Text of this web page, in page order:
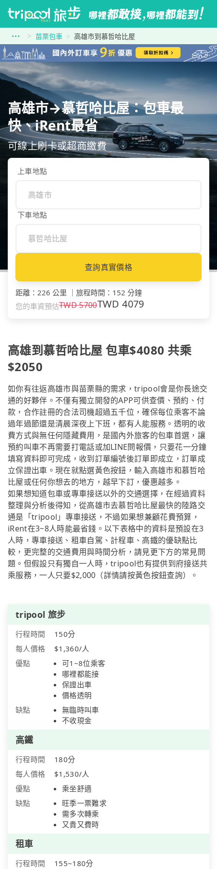
苗栗包車 高雄市到慕哲哈比屋
高雄市→慕哲哈比屋：包車最
快、iRent最省
可線上刷卡或超商繳費
上車地點
下車地點
查詢真實價格
距離 ： 226 公里 旅程時間 ： 152 分鐘
您的車資預估TWD5700TWD4079
高雄到慕哲哈比屋 包車$4080 共乘
$2050
如你有往返高雄市與苗栗縣的需求，tripool會是你長途交
通的好夥伴。不僅有獨立開發的APP可供查價、預約、付
款，合作註冊的合法司機超過五千位，確保每位乘客不論
過年過節還是清晨深夜上下班，都有人能服務。透明的收
費方式與無任何隱藏費用，是國內外旅客的包車首選，讓
預約叫車不再需要打電話或加LINE問報價，只要花一分鐘
填寫資料即可完成，收到訂單編號後訂單即成立，訂單成
立保證出車。現在就點選黃色按鈕，輸入高雄市和慕哲哈
比屋或任何你想去的地方，越早下訂，優惠越多。
如果想知道包車或專車接送以外的交通選擇，在經過資料
整理與分析後得知，從高雄市去慕哲哈比屋最快的陸路交
通是「tripool」專車接送，不過如果想兼顧花費預算，
iRent在3~8人時能最省錢。以下表格中的資料是預設在3
人時，專車接送、租車自駕、計程車、高鐵的優缺點比
較，更完整的交通費用與時間分析，請見更下方的常見問
題。但假設只有獨自一人時，tripool也有提供到府接送共
乘服務，一人只要$2,000（詳情請按黃色按鈕查詢）。
tripool 旅步
行程時間
150分
每人價格
$1,360/人
優點
可1~8位乘客
哪裡都能接
保證出車
價格透明
缺點
無臨時叫車
不收現金
高鐵
行程時間
180分
每人價格
$1,530/人
優點
乘坐舒適
缺點
旺季一票難求
需多次轉乘
又貴又費時
租車
行程時間
155~180分